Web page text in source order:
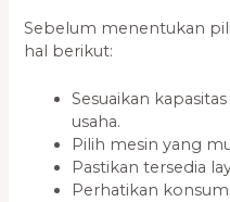
Sebelum menentukan
hal berikut:
Sesuaikan
usaha.
Pilih mesin yang
Pastikan tersedia
Perhatikan